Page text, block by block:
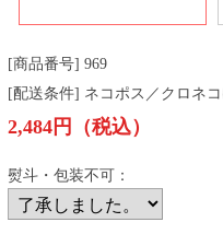
[商品番号] 969
[配送条件] ネコポス／クロネ
2,484円（税込）
熨斗・包装不可：